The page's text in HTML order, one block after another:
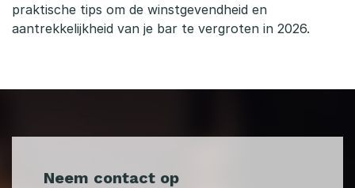
praktische tips om de winstgevendheid en
aantrekkelijkheid van je bar te vergroten in 2026.
Neem contact op